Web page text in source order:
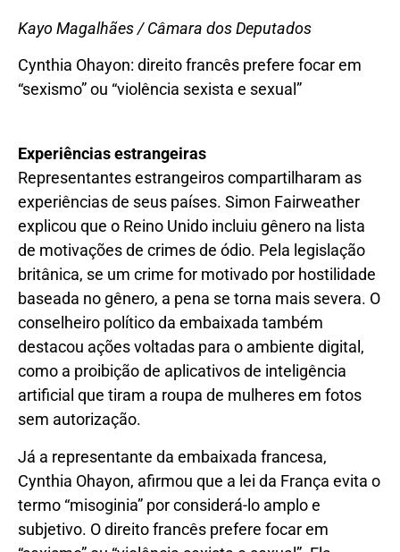
Kayo Magalhães / Câmara dos Deputados
Cynthia Ohayon: direito francês prefere focar em
“sexismo” ou “violência sexista e sexual”
Experiências estrangeiras
Representantes estrangeiros compartilharam as
experiências de seus países. Simon Fairweather
explicou que o Reino Unido incluiu gênero na lista
de motivações de crimes de ódio. Pela legislação
britânica, se um crime for motivado por hostilidade
baseada no gênero, a pena se torna mais severa. O
conselheiro político da embaixada também
destacou ações voltadas para o ambiente digital,
como a proibição de aplicativos de inteligência
artificial que tiram a roupa de mulheres em fotos
sem autorização.
Já a representante da embaixada francesa,
Cynthia Ohayon, afirmou que a lei da França evita o
termo “misoginia” por considerá-lo amplo e
subjetivo. O direito francês prefere focar em